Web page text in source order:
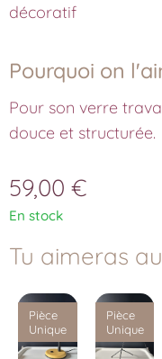
décoratif
Pourquoi on
Pour son verre
douce et structurée.
59,00 €
En stock
Tu aimeras
Pièce
Unique
Pièce
Unique